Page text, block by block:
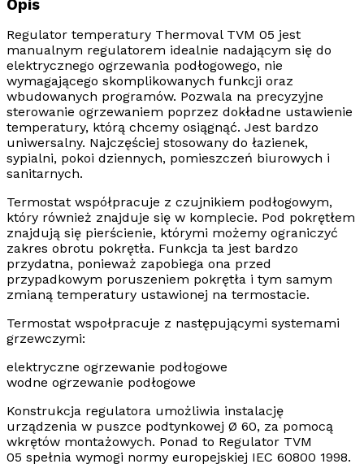
Opis
Regulator temperatury Thermoval TVM 05 jest
manualnym regulatorem idealnie nadającym się do
elektrycznego ogrzewania podłogowego, nie
wymagającego skomplikowanych funkcji oraz
wbudowanych programów. Pozwala na precyzyjne
sterowanie ogrzewaniem poprzez dokładne ustawienie
temperatury, którą chcemy osiągnąć. Jest bardzo
uniwersalny. Najczęściej stosowany do łazienek,
sypialni, pokoi dziennych, pomieszczeń biurowych i
sanitarnych.
Termostat współpracuje z czujnikiem podłogowym,
który również znajduje się w komplecie. Pod pokrętłem
znajdują się pierścienie, którymi możemy ograniczyć
zakres obrotu pokrętła. Funkcja ta jest bardzo
przydatna, ponieważ zapobiega ona przed
przypadkowym poruszeniem pokrętła i tym samym
zmianą temperatury ustawionej na termostacie.
Termostat wspołpracuje z następującymi systemami
grzewczymi:
elektryczne ogrzewanie podłogowe
wodne ogrzewanie podłogowe
Konstrukcja regulatora umożliwia instalację
urządzenia w puszce podtynkowej Ø 60, za pomocą
wkrętów montażowych. Ponad to Regulator TVM
05 spełnia wymogi normy europejskiej IEC 60800 1998.